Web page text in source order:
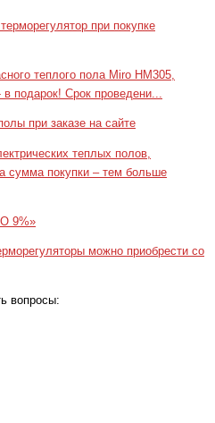
при покупке
теплого пола Miro HM305,
подарок! Срок проведени...
при заказе на сайте
теплых полов,
сумма покупки – тем больше
9%»
можно приобрести со
вопросы: